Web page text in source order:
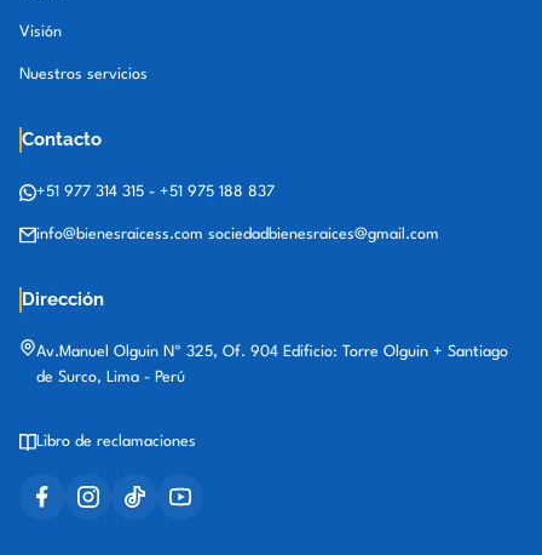
Visión
Nuestros servicios
Contacto
+51 977 314 315 - +51 975 188 837
info@bienesraicess.com sociedadbienesraices@gmail.com
Dirección
Av.Manuel Olguin Nº 325, Of. 904 Edificio: Torre Olguin + Santiago
de Surco, Lima - Perú
Libro de reclamaciones